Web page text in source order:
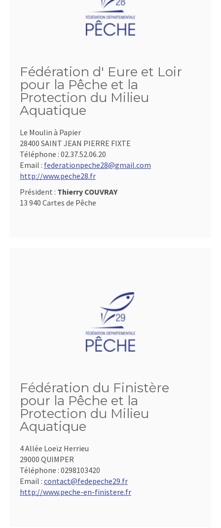
Fédération d' Eure et Loir
pour la Pêche et la
Protection du Milieu
Aquatique
Le Moulin à Papier
28400 SAINT JEAN PIERRE FIXTE
Téléphone : 02.37.52.06.20
Email : federationpeche28@gmail.com
http://www.peche28.fr
Président : Thierry COUVRAY
13 940 Cartes de Pêche
Fédération du Finistère
pour la Pêche et la
Protection du Milieu
Aquatique
4 Allée Loeïz Herrieu
29000 QUIMPER
Téléphone : 0298103420
Email : contact@fedepeche29.fr
http://www.peche-en-finistere.fr